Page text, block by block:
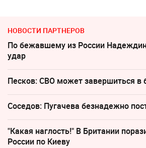
НОВОСТИ ПАРТНЕРОВ
По бежавшему из России
удар
Песков: СВО может завершиться
Соседов: Пугачева безнадежно
"Какая наглость!" В Британии
России по Киеву